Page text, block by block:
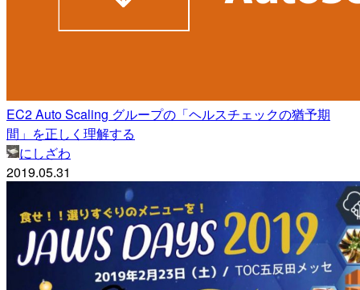
EC2 Auto Scaling グループの「ヘルスチェックの猶予期
間」を正しく理解する
にしざわ
2019.05.31